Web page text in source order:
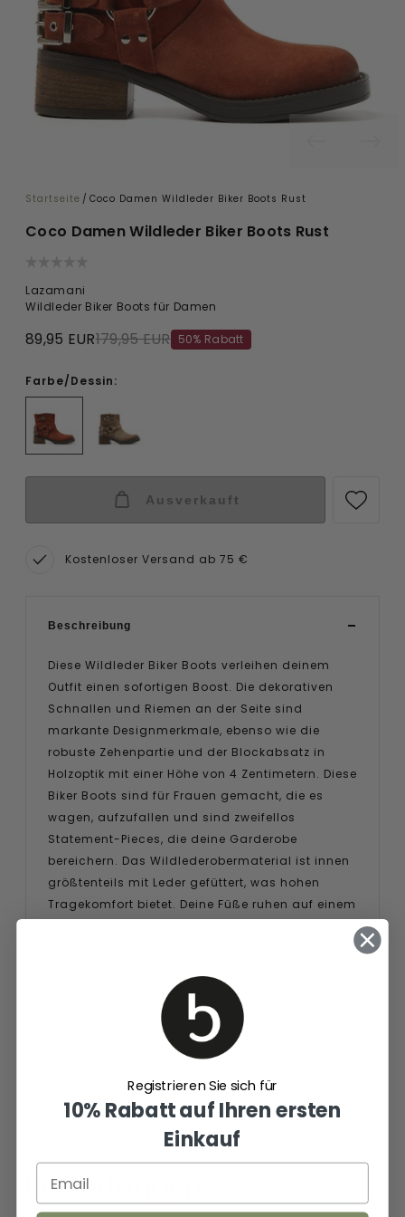
Startseite / Coco Damen Wildleder Biker Boots Rust
Coco Damen Wildleder Biker Boots Rust
Lazamani
Wildleder Biker Boots für Damen
89,95 EUR179,95 EUR 50% Rabatt
Farbe/Dessin:
Ausverkauft
Kostenloser Versand ab 75 €
Beschreibung
Diese Wildleder Biker Boots verleihen deinem
Outfit einen sofortigen Boost. Die dekorativen
Schnallen und Riemen an der Seite sind
markante Designmerkmale, ebenso wie die
robuste Zehenpartie und der Blockabsatz in
Holzoptik mit einer Höhe von 4 Zentimetern. Diese
Biker Boots sind für Frauen gemacht, die es
wagen, aufzufallen und sind zweifellos
Statement-Pieces, die deine Garderobe
bereichern. Das Wildlederobermaterial ist innen
größtenteils mit Leder gefüttert, was hohen
Tragekomfort bietet. Deine Füße ruhen auf einem
Dämpfung und zusätzliche Atmungsaktivität
Bewertungen
Registrieren Sie sich für
10% Rabatt auf Ihren ersten
Einkauf